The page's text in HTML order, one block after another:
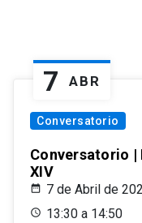
7 ABR
Conversatorio
Conversatorio |
XIV
7 de Abril de
13:30 a 14:50